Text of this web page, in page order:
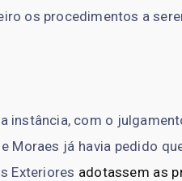
os procedimentos a
instância, com o
Moraes já havia pedido
Exteriores adotassem as